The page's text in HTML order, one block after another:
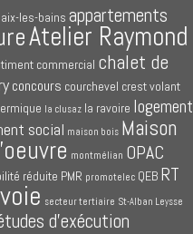
aix-les-bains appartements
Atelier Raymond
commercial chalet de
concours courchevel crest volant
la clusaz la ravoire logement
social maison bois Maison
montmélian OPAC
réduite PMR promotelec QEB RT
secteur tertiaire St-Alban Leysse
d'exécution